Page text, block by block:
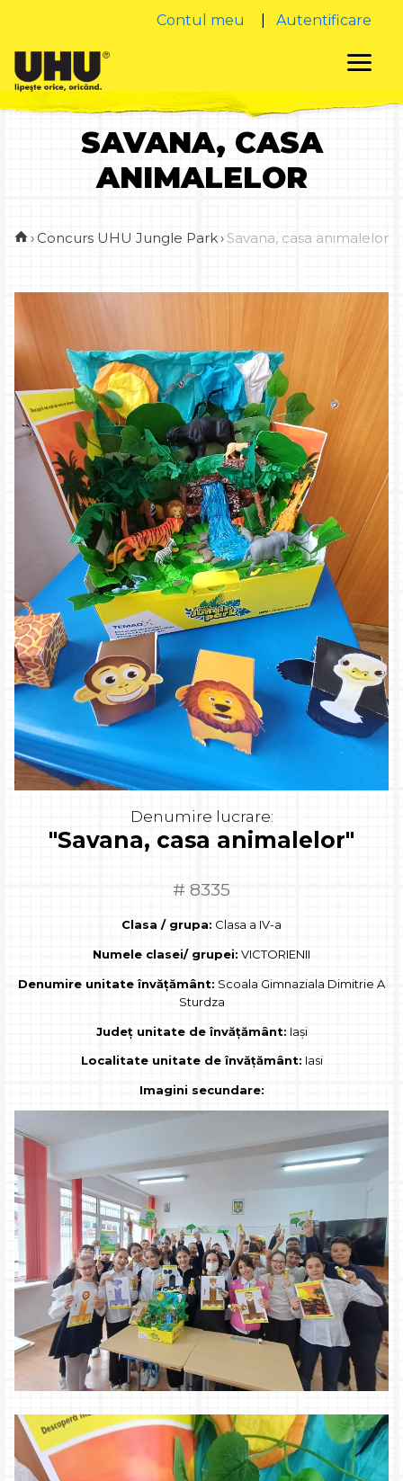
Contul meu Autentificare
SAVANA, CASA
ANIMALELOR
› Concurs UHU Jungle Park› Savana, casa animalelor
Denumire lucrare:
"Savana, casa animalelor"
# 8335
Clasa / grupa: Clasa a IV-a
Numele clasei/ grupei: VICTORIENII
Denumire unitate învățământ: Scoala Gimnaziala Dimitrie A
Sturdza
Județ unitate de învățământ: Iași
Localitate unitate de învățământ: Iasi
Imagini secundare: